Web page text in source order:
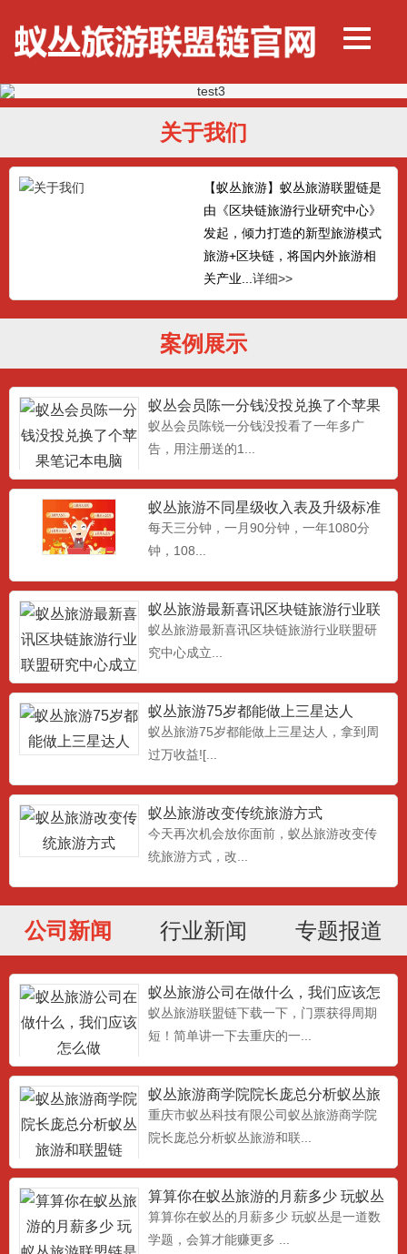
关于我们
【蚁丛旅游】蚁丛旅游联盟链是
由《区块链旅游行业研究中心》
发起，倾力打造的新型旅游模式
旅游+区块链，将国内外旅游相
关产业...详细>>
案例展示
蚁丛会员陈一分钱没投兑换了个苹果
笔记本电脑
蚁丛会员陈锐一分钱没投看了一年多广
告，用注册送的1...
蚁丛旅游不同星级收入表及升级标准
条件
每天三分钟，一月90分钟，一年1080分
钟，108...
蚁丛旅游最新喜讯区块链旅游行业联
盟研究中心成立
蚁丛旅游最新喜讯区块链旅游行业联盟研
究中心成立...
蚁丛旅游75岁都能做上三星达人
蚁丛旅游75岁都能做上三星达人，拿到周
过万收益![...
蚁丛旅游改变传统旅游方式
今天再次机会放你面前，蚁丛旅游改变传
统旅游方式，改...
公司新闻 行业新闻 专题报道
蚁丛旅游公司在做什么，我们应该怎
么做
蚁丛旅游联盟链下载一下，门票获得周期
短！简单讲一下去重庆的一...
蚁丛旅游商学院院长庞总分析蚁丛旅
游和联盟链
重庆市蚁丛科技有限公司蚁丛旅游商学院
院长庞总分析蚁丛旅游和联...
算算你在蚁丛旅游的月薪多少 玩蚁丛
旅游联盟链是一道数学题，
算算你在蚁丛的月薪多少 玩蚁丛是一道数
学题，会算才能赚更多 ...